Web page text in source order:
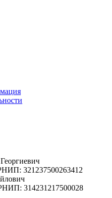
321237500263412
314231217500028